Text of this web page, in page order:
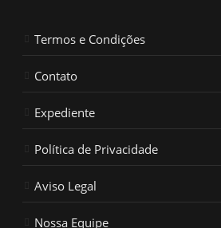
Termos e Condições
Contato
Expediente
Política de Privacidade
Aviso Legal
Nossa Equipe